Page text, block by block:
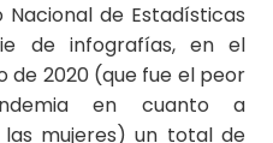
de Estadísticas
de infografías, en el
2020 (que fue el peor
en cuanto a
mujeres) un total de